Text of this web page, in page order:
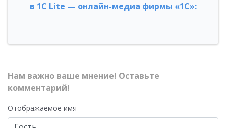
в 1С Lite — онлайн-медиа фирмы «1С»:
Нам важно ваше мнение! Оставьте
комментарий!
Отображаемое имя